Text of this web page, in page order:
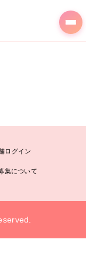
ログイン
集について